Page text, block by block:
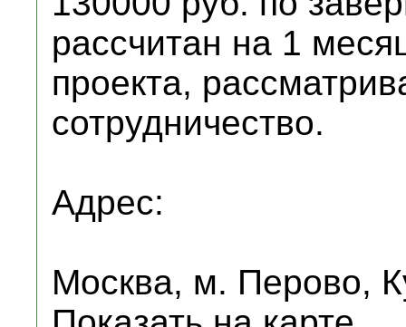
расcчитан на 1
проекта,
сотрудничество.
Адрес:
Москва, м. Перово,